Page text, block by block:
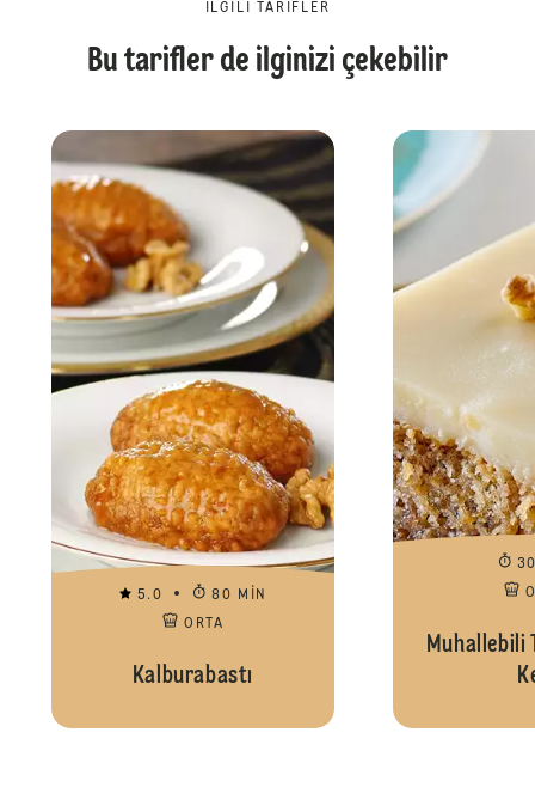
İLGILI TARIFLER
Bu tarifler de ilginizi çekebilir
5.0
80 MIN
ORTA
Kalburabastı
Muhallebili